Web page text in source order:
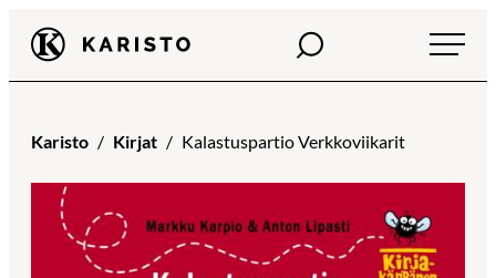
Siirry
suoraan
sisältöön
Karisto Haku
Karisto Kirjat Kalastuspartio Verkkoviikarit